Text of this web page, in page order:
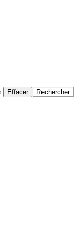
Effacer Rechercher